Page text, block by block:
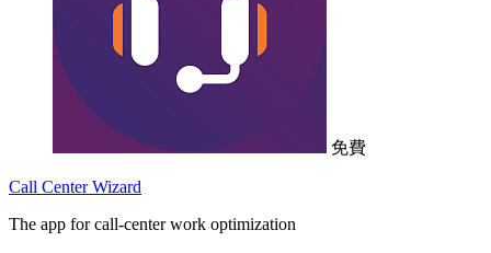
免費
Call Center Wizard
The app for call-center work optimization